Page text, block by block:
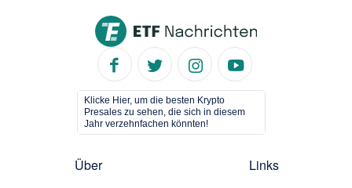
Klicke Hier, um die besten Krypto
Presales zu sehen, die sich in diesem
Jahr verzehnfachen könnten!
Über Links